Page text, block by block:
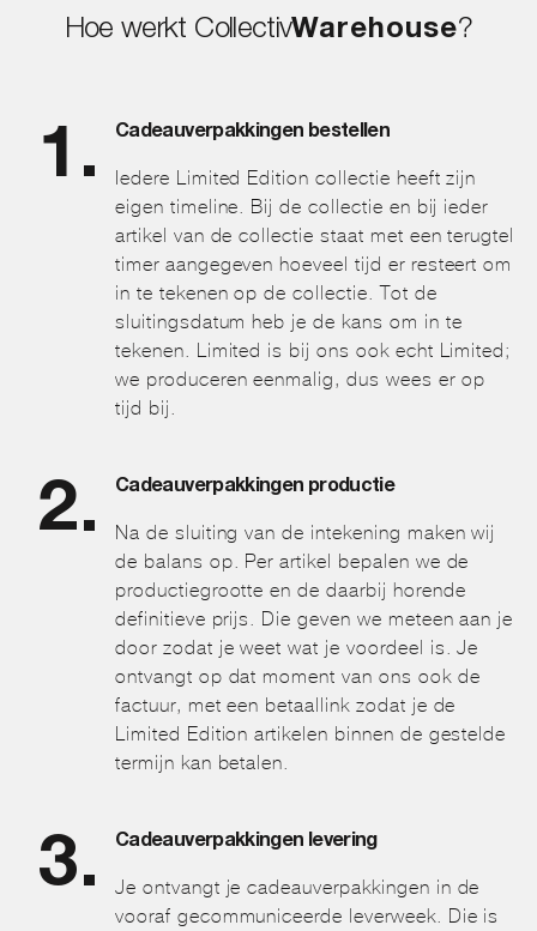
Hoe werkt CollectivWarehouse?
Cadeauverpakkingen bestellen
Iedere Limited Edition collectie heeft zijn
eigen timeline. Bij de collectie en bij ieder
artikel van de collectie staat met een terugtel
timer aangegeven hoeveel tijd er resteert om
in te tekenen op de collectie. Tot de
sluitingsdatum heb je de kans om in te
tekenen. Limited is bij ons ook echt Limited;
we produceren eenmalig, dus wees er op
tijd bij.
Cadeauverpakkingen productie
Na de sluiting van de intekening maken wij
de balans op. Per artikel bepalen we de
productiegrootte en de daarbij horende
definitieve prijs. Die geven we meteen aan je
door zodat je weet wat je voordeel is. Je
ontvangt op dat moment van ons ook de
factuur, met een betaallink zodat je de
Limited Edition artikelen binnen de gestelde
termijn kan betalen.
Cadeauverpakkingen levering
Je ontvangt je cadeauverpakkingen in de
vooraf gecommuniceerde leverweek. Die is